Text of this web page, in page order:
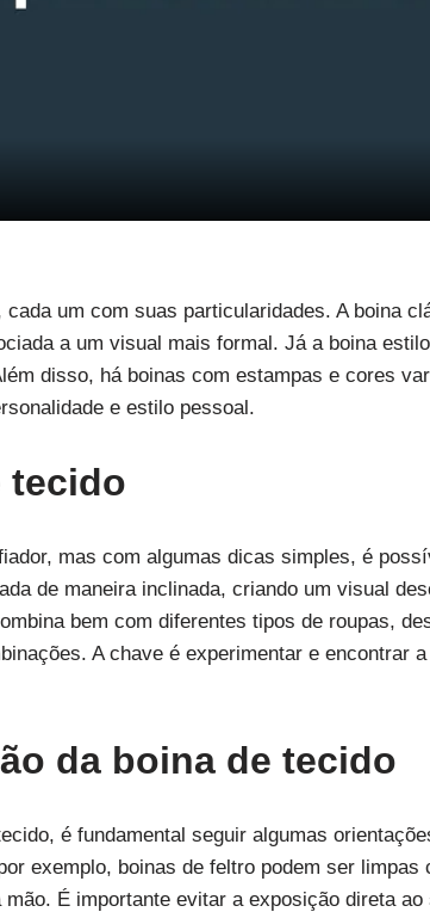
um com suas particularidades. A boina
a um visual mais formal. Já a boina
disso, há boinas com estampas e cores
e estilo pessoal.
tecido
mas com algumas dicas simples, é
de maneira inclinada, criando um visual
bem com diferentes tipos de roupas,
A chave é experimentar e encontrar
da boina de tecido
é fundamental seguir algumas
exemplo, boinas de feltro podem ser limpas
É importante evitar a exposição direta